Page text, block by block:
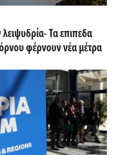
Τα επιπεδα
φέρνουν νέα μέτρα